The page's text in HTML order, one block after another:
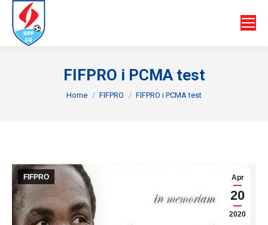
FIFPRO i PCMA test
Home FIFPRO FIFPRO i PCMA test
Apr
20
2020
FIFPRO